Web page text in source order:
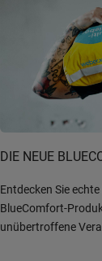
DIE NEUE
Entdecken Sie
BlueComfort-
unübertroffene